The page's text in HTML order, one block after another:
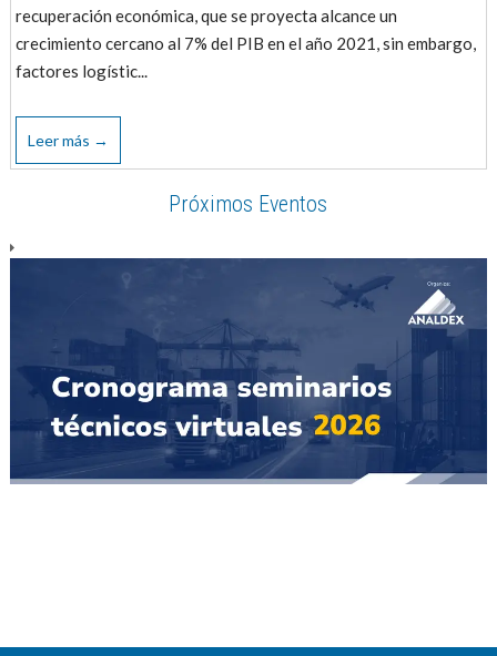
recuperación económica, que se proyecta alcance un
crecimiento cercano al 7% del PIB en el año 2021, sin embargo,
factores logístic...
Leer más →
Próximos Eventos